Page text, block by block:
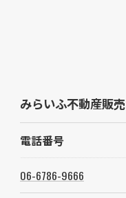
みらいふ不動産販売
電話番号
06-6786-9666